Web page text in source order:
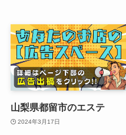
山梨県都留市のエステ
2024年3月17日